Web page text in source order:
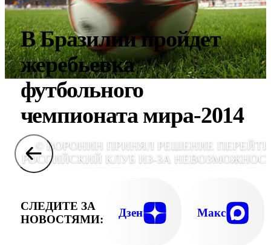
В Бразилии пройдет
жеребьевка
футбольного
чемпионата мира-2014
© ВОРОНИН ПРИНЯЛ РЕШЕНИЕ
РОССИЙСКИЙ КЛУБ ИЗ-ЗА
СЛЕДИТЕ ЗА
НОВОСТЯМИ:
Дзен Макс